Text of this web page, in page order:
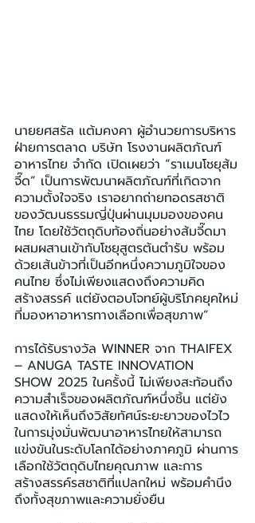
นายยศสรัล แต้มคงคา ผู้อำนวยการบริหาร
ฝ่ายการตลาด บริษัท โรงงานผลิตภัณฑ์
อาหารไทย จำกัด เปิดเผยว่า “ราเมนโชยุส้ม
จี๊ด” เป็นการพัฒนาผลิตภัณฑ์ที่เกิดจาก
ความตั้งใจจริง เราอยากถ่ายทอดรสชาติ
ของวัฒนธรรมญี่ปุ่นผ่านมุมมองของคน
ไทย โดยใช้วัตถุดิบท้องถิ่นอย่างส้มจี๊ดมา
ผสมผสานเข้ากับโชยุสูตรต้นตำรับ พร้อม
ด้วยเส้นข้าวที่เป็นอีกหนึ่งความภูมิใจของ
คนไทย ซึ่งไม่เพียงแสดงถึงความคิด
สร้างสรรค์ แต่ยังตอบโจทย์ผู้บริโภคยุคใหม่
ที่มองหาอาหารทางเลือกเพื่อสุขภาพ”
การได้รับรางวัล WINNER จาก THAIFEX
– ANUGA TASTE INNOVATION
SHOW 2025 ในครั้งนี้ ไม่เพียงสะท้อนถึง
ความสำเร็จของผลิตภัณฑ์หนึ่งชิ้น แต่ยัง
แสดงให้เห็นถึงวิสัยทัศน์ระยะยาวของไวไว
ในการมุ่งมั่นพัฒนาอาหารไทยให้สามารถ
แข่งขันในระดับโลกได้อย่างภาคภูมิ ผ่านการ
เลือกใช้วัตถุดิบไทยคุณภาพ และการ
สร้างสรรค์รสชาติที่แปลกใหม่ พร้อมคำนึง
ถึงทั้งสุขภาพและความยั่งยืน